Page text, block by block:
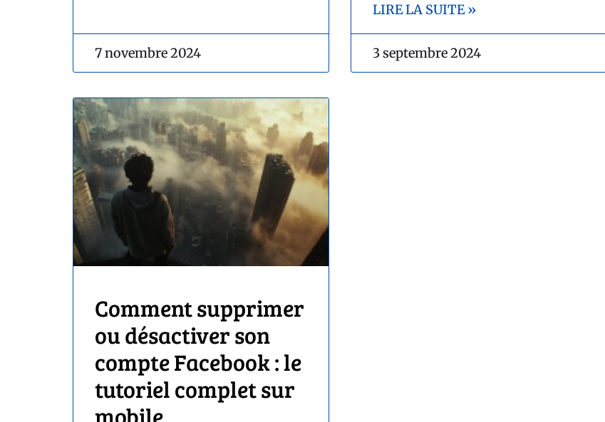
7 novembre 2024
LIRE LA SUITE »
3 septembre 2024
Comment supprimer
ou désactiver son
compte Facebook : le
tutoriel complet sur